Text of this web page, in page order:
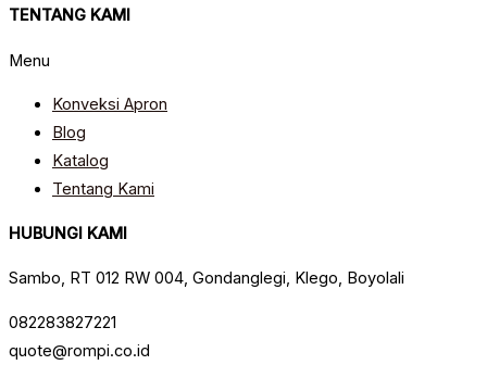
TENTANG KAMI
Menu
Konveksi Apron
Blog
Katalog
Tentang Kami
HUBUNGI KAMI
Sambo, RT 012 RW 004, Gondanglegi, Klego, Boyolali
082283827221
quote@rompi.co.id